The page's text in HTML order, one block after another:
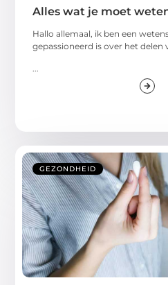
Alles wat je moet
Hallo allemaal, ik ben een
gepassioneerd is over het delen
GEZONDHEID